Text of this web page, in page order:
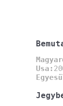
Usa: